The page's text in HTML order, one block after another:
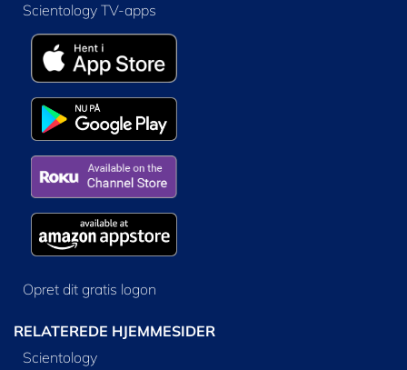
Scientology TV-apps
Opret dit gratis logon
RELATEREDE HJEMMESIDER
Scientology